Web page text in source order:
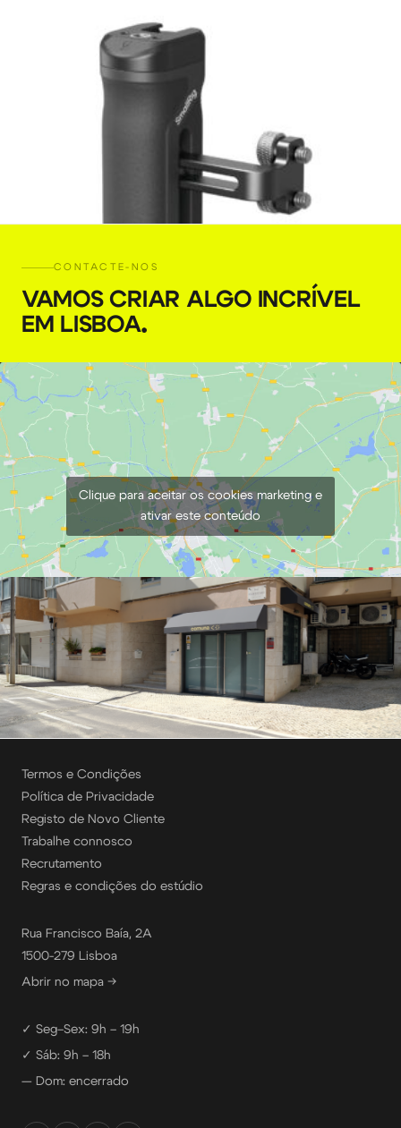
Mini Pega Lateral (Mini Side Handle)
€4,00 + 23% VAT
CONTACTE-NOS
VAMOS CRIAR ALGO INCRÍVEL
EM LISBOA.
Clique para aceitar os cookies marketing e
ativar este conteúdo
Termos e Condições
Política de Privacidade
Registo de Novo Cliente
Trabalhe connosco
Recrutamento
Regras e condições do estúdio
Rua Francisco Baía, 2A
1500-279 Lisboa
Abrir no mapa →
✓ Seg–Sex: 9h – 19h
✓ Sáb: 9h – 18h
— Dom: encerrado